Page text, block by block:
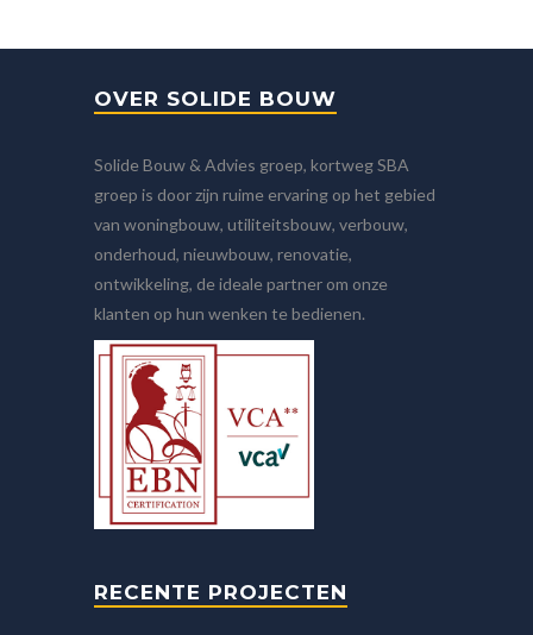
OVER SOLIDE BOUW
Solide Bouw & Advies groep, kortweg SBA
groep is door zijn ruime ervaring op het gebied
van woningbouw, utiliteitsbouw, verbouw,
onderhoud, nieuwbouw, renovatie,
ontwikkeling, de ideale partner om onze
klanten op hun wenken te bedienen.
RECENTE PROJECTEN